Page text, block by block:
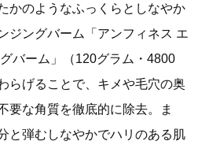
かのようなふっくらとしなやか
ジングバーム「アンフィネス エ
バーム」（120グラム・4800
らげることで、キメや毛穴の奥
要な角質を徹底的に除去。ま
と弾むしなやかでハリのある肌